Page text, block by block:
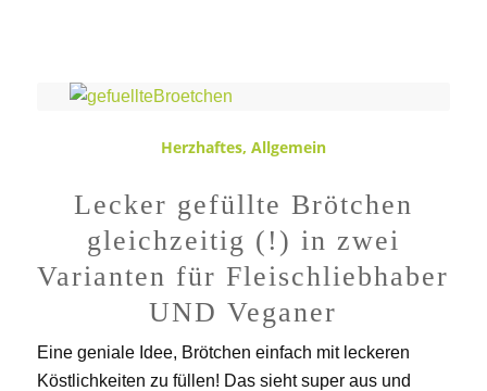
Herzhaftes, Allgemein
Lecker gefüllte Brötchen
gleichzeitig (!) in zwei
Varianten für Fleischliebhaber
UND Veganer
Eine geniale Idee, Brötchen einfach mit leckeren
Köstlichkeiten zu füllen! Das sieht super aus und